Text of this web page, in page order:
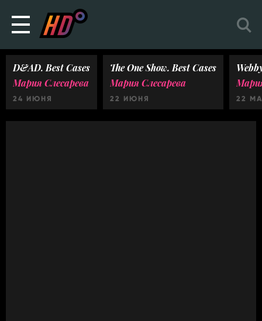
D&AD. Best Cases
Мария Слесарева
24 ИЮНЯ
The One Show. Best Cases
Мария Слесарева
22 ИЮНЯ 22